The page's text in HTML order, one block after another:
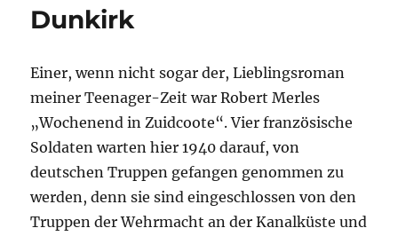
Dunkirk
Einer, wenn nicht sogar der, Lieblingsroman
meiner Teenager-Zeit war Robert Merles
„Wochenend in Zuidcoote“. Vier französische
Soldaten warten hier 1940 darauf, von
deutschen Truppen gefangen genommen zu
werden, denn sie sind eingeschlossen von den
Truppen der Wehrmacht an der Kanalküste und